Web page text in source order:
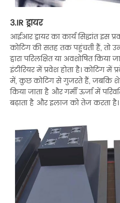
3.IR ड्रायर
आईआर ड्रायर का कार्य सिद्धांत इस
कोटिंग की सतह तक पहुंचती हैं, तो
द्वारा परिलक्षित या अवशोषित
इंटीरियर में प्रवेश होता है। कोटिंग
में, कुछ कोटिंग से गुजरते हैं, जबकि शेष
किया जाता है और गर्मी ऊर्जा में
बढ़ाता है और इलाज को तेज करता है।